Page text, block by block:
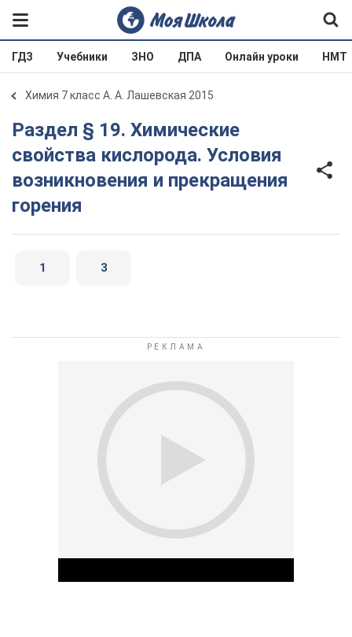
ГДЗ Учебники ЗНО ДПА Онлайн уроки НМТ
Химия 7 класс А. А. Лашевская 2015
Раздел § 19. Химические
свойства кислорода. Условия
возникновения и прекращения
горения
1 3